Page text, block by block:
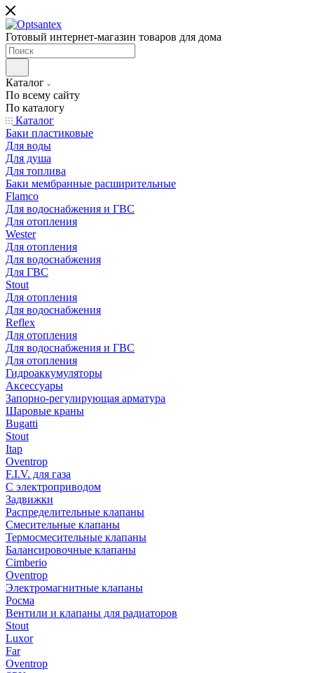
Готовый интернет-магазин товаров для дома
Каталог
По всему сайту
По каталогу
Каталог
Баки пластиковые
Для воды
Для душа
Для топлива
Баки мембранные расширительные
Flamco
Для водоснабжения и ГВС
Для отопления
Wester
Для отопления
Для водоснабжения
Для ГВС
Stout
Для отопления
Для водоснабжения
Reflex
Для отопления
Для водоснабжения и ГВС
Для отопления
Гидроаккумуляторы
Аксессуары
Запорно-регулирующая арматура
Шаровые краны
Bugatti
Stout
Itap
Oventrop
F.I.V. для газа
С электроприводом
Задвижки
Распределительные клапаны
Cмесительные клапаны
Термосмесительные клапаны
Балансировочные клапаны
Cimberio
Oventrop
Электромагнитные клапаны
Росма
Вентили и клапаны для радиаторов
Stout
Luxor
Far
Oventrop